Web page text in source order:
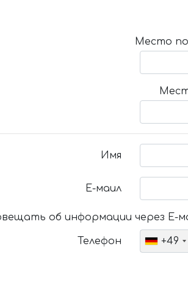
Место
Имя
Е-маил
об информации через Е-
Телефон +49